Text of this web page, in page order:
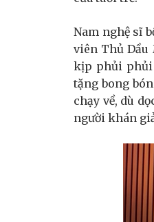
Nam nghệ sĩ
viên Thủ Dầu
kịp phủi phủi
tặng bong
chạy về, dù
người khán